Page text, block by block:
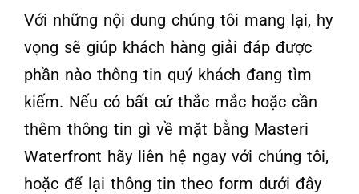
Với những nội dung chúng tôi mang lại, hy
vọng sẽ giúp khách hàng giải đáp được
phần nào thông tin quý khách đang tìm
kiếm. Nếu có bất cứ thắc mắc hoặc cần
thêm thông tin gì về mặt bằng Masteri
Waterfront hãy liên hệ ngay với chúng tôi,
hoặc để lại thông tin theo form dưới đây